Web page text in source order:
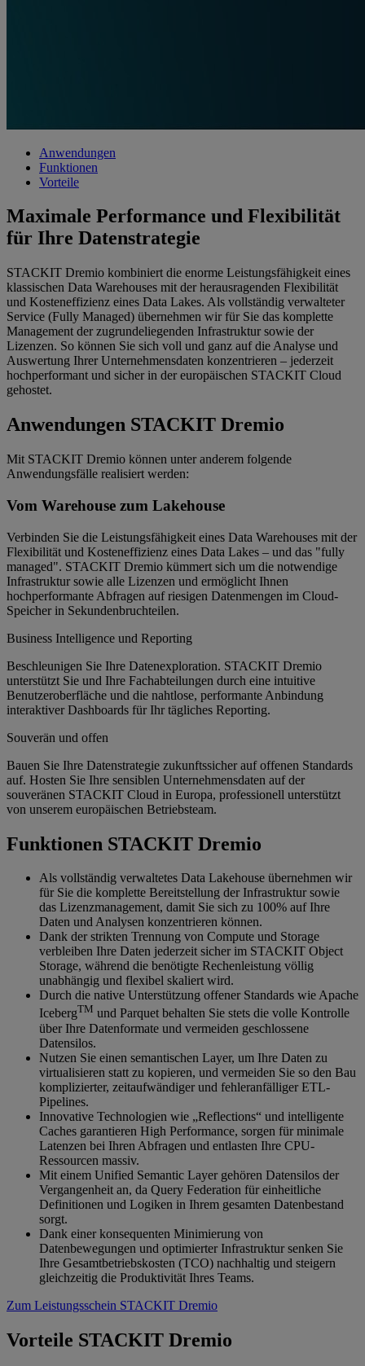
Anwendungen
Funktionen
Vorteile
Maximale Performance und Flexibilität
für Ihre Datenstrategie
STACKIT Dremio kombiniert die enorme Leistungsfähigkeit eines
klassischen Data Warehouses mit der herausragenden Flexibilität
und Kosteneffizienz eines Data Lakes. Als vollständig verwalteter
Service (Fully Managed) übernehmen wir für Sie das komplette
Management der zugrundeliegenden Infrastruktur sowie der
Lizenzen. So können Sie sich voll und ganz auf die Analyse und
Auswertung Ihrer Unternehmensdaten konzentrieren – jederzeit
hochperformant und sicher in der europäischen STACKIT Cloud
gehostet.
Anwendungen STACKIT Dremio
Mit STACKIT Dremio können unter anderem folgende
Anwendungsfälle realisiert werden:
Vom Warehouse zum Lakehouse
Verbinden Sie die Leistungsfähigkeit eines Data Warehouses mit der
Flexibilität und Kosteneffizienz eines Data Lakes – und das "fully
managed". STACKIT Dremio kümmert sich um die notwendige
Infrastruktur sowie alle Lizenzen und ermöglicht Ihnen
hochperformante Abfragen auf riesigen Datenmengen im Cloud-
Speicher in Sekundenbruchteilen.
Business Intelligence und Reporting
Beschleunigen Sie Ihre Datenexploration. STACKIT Dremio
unterstützt Sie und Ihre Fachabteilungen durch eine intuitive
Benutzeroberfläche und die nahtlose, performante Anbindung
interaktiver Dashboards für Ihr tägliches Reporting.
Souverän und offen
Bauen Sie Ihre Datenstrategie zukunftssicher auf offenen Standards
auf. Hosten Sie Ihre sensiblen Unternehmensdaten auf der
souveränen STACKIT Cloud in Europa, professionell unterstützt
von unserem europäischen Betriebsteam.
Funktionen STACKIT Dremio
Als vollständig verwaltetes Data Lakehouse übernehmen wir
für Sie die komplette Bereitstellung der Infrastruktur sowie
das Lizenzmanagement, damit Sie sich zu 100% auf Ihre
Daten und Analysen konzentrieren können.
Dank der strikten Trennung von Compute und Storage
verbleiben Ihre Daten jederzeit sicher im STACKIT Object
Storage, während die benötigte Rechenleistung völlig
unabhängig und flexibel skaliert wird.
Durch die native Unterstützung offener Standards wie Apache
IcebergTM und Parquet behalten Sie stets die volle Kontrolle
über Ihre Datenformate und vermeiden geschlossene
Datensilos.
Nutzen Sie einen semantischen Layer, um Ihre Daten zu
virtualisieren statt zu kopieren, und vermeiden Sie so den Bau
komplizierter, zeitaufwändiger und fehleranfälliger ETL-
Pipelines.
Innovative Technologien wie „Reflections“ und intelligente
Caches garantieren High Performance, sorgen für minimale
Latenzen bei Ihren Abfragen und entlasten Ihre CPU-
Ressourcen massiv.
Mit einem Unified Semantic Layer gehören Datensilos der
Vergangenheit an, da Query Federation für einheitliche
Definitionen und Logiken in Ihrem gesamten Datenbestand
sorgt.
Dank einer konsequenten Minimierung von
Datenbewegungen und optimierter Infrastruktur senken Sie
Ihre Gesamtbetriebskosten (TCO) nachhaltig und steigern
gleichzeitig die Produktivität Ihres Teams.
Zum Leistungsschein STACKIT Dremio
Vorteile STACKIT Dremio